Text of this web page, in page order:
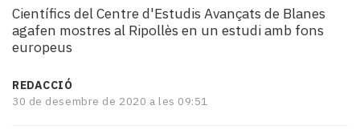
Cultura
Esports
Mai
TV
Científics del Centre d'Estudis Avançats de Blanes
agafen mostres al Ripollès en un estudi amb fons
europeus
REDACCIÓ
30 de desembre de 2020 a les 09:51